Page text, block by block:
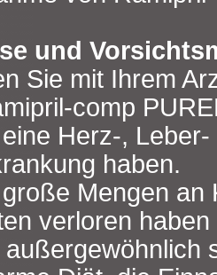
und
Sie mit Ihrem
comp
Herz-, Leber-
haben.
Mengen an
verloren
außergewöhnlich